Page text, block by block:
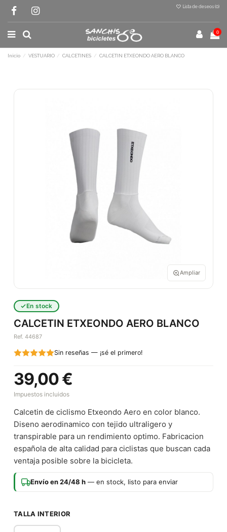
Lista de deseos (0)
0
Inicio VESTUARIO CALCETINES CALCETIN ETXEONDO AERO BLANCO
Ampliar
En stock
CALCETIN ETXEONDO AERO BLANCO
Ref. 44687
Sin reseñas — ¡sé el primero!
39,00 €
Impuestos incluidos
Calcetin de ciclismo Etxeondo Aero en color blanco.
Diseno aerodinamico con tejido ultraligero y
transpirable para un rendimiento optimo. Fabricacion
española de alta calidad para ciclistas que buscan cada
ventaja posible sobre la bicicleta.
Envío en 24/48 h — en stock, listo para enviar
TALLA INTERIOR
AERO BLANCO